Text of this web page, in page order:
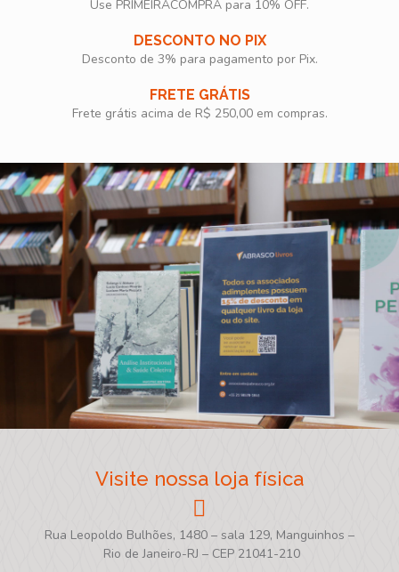
Use PRIMEIRACOMPRA para 10% OFF.​
DESCONTO NO PIX
Desconto de 3% para pagamento por Pix.
FRETE GRÁTIS
Frete grátis acima de R$ 250,00 em compras.
Visite nossa loja física
Rua Leopoldo Bulhões, 1480 – sala 129, Manguinhos –
Rio de Janeiro-RJ – CEP 21041-210